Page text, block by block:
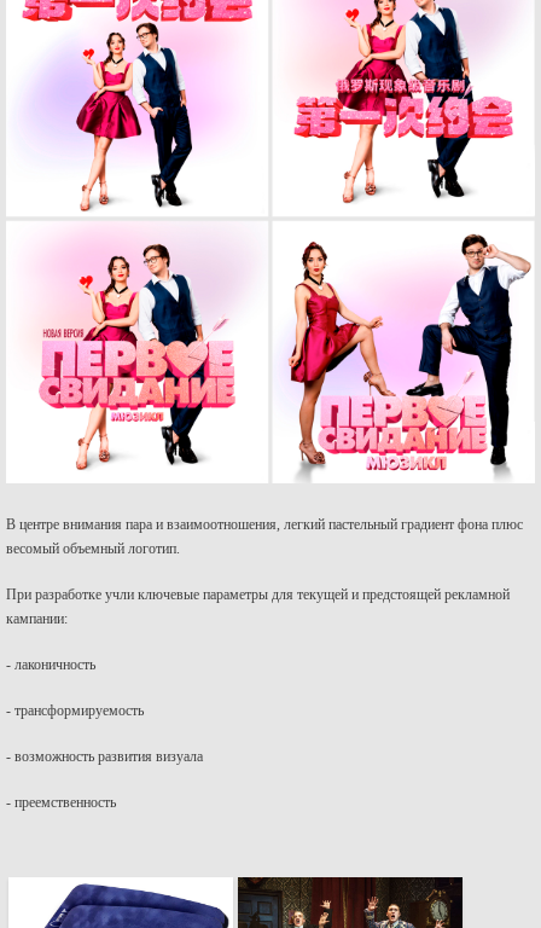
В центре внимания пара и взаимоотношения, легкий пастельный градиент фона плюс
весомый объемный логотип.
При разработке учли ключевые параметры для текущей и предстоящей рекламной
кампании:
- лаконичность
- трансформируемость
- возможность развития визуала
- преемственность